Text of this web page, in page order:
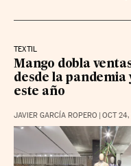
TEXTIL
Mango dobla
desde la
este año
JAVIER GARCÍA ROPERO | OCT